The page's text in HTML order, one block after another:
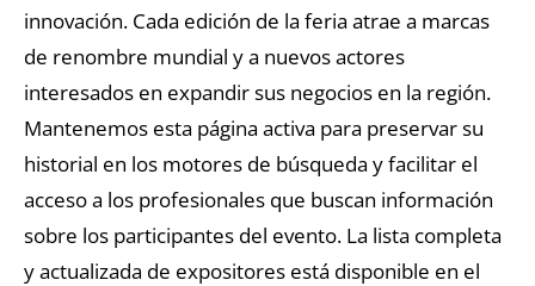
innovación. Cada edición de la feria atrae a marcas
de renombre mundial y a nuevos actores
interesados en expandir sus negocios en la región.
Mantenemos esta página activa para preservar su
historial en los motores de búsqueda y facilitar el
acceso a los profesionales que buscan información
sobre los participantes del evento. La lista completa
y actualizada de expositores está disponible en el